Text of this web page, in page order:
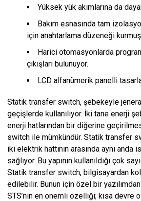
Yüksek yük akımlarına da
Bakım esnasında tam
için anahtarlama düzeneği
Harici otomasyonlarda
çıkışları bulunuyor.
LCD alfanümerik panelli
Statik transfer switch, şebekeyle
geçişlerde kullanılıyor. İki tane enerji
enerji hatlarından bir diğerine
switch ile mümkündür. Statik transfer
iki elektrik hattının arasında aynı
sağlıyor. Bu yapının kullanıldığı çok
Statik transfer switch, bilgisayardan
edilebilir. Bunun için özel bir yazılımdan
STS’nin en önemli özelliği; kısa devre